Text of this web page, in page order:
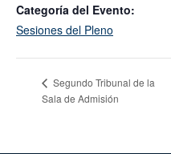
Categoría del Evento:
Sesiones del Pleno
Segundo Tribunal de la
Sala de Admisión